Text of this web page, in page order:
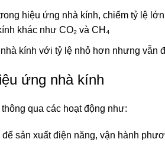
hiệu ứng nhà kính, chiếm tỷ lệ
khác như CO₂ và CH₄
kính với tỷ lệ nhỏ hơn nhưng vẫn
ứng nhà kính
qua các hoạt động như:
sản xuất điện năng, vận hành